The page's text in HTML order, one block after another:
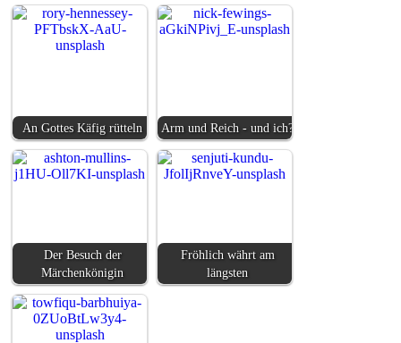
An Gottes Käfig rütteln Arm und Reich - und ich?
Der Besuch der
Märchenkönigin
Fröhlich währt am
längsten